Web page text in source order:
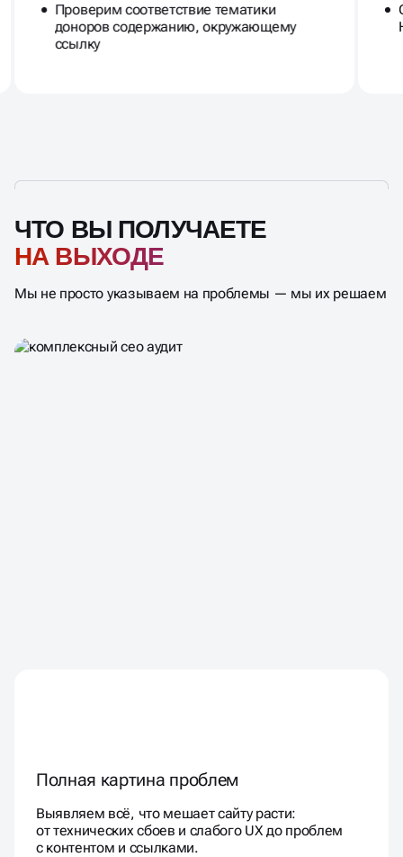
Проверим соответствие тематики
доноров содержанию, окружающему
ссылку
Мы не просто указываем на проблемы — мы их решаем
ЧТО ВЫ ПОЛУЧАЕТЕ
НА ВЫХОДЕ
Полная картина проблем
Выявляем всё, что мешает сайту расти:
от технических сбоев и слабого UX до проблем
с контентом и ссылками.